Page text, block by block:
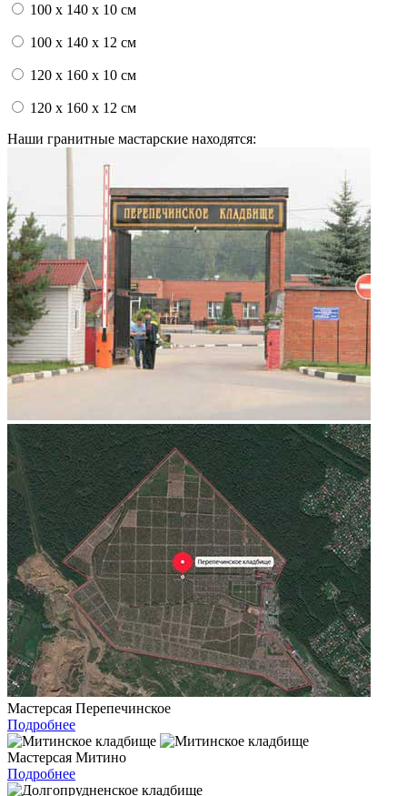
100 x 140 x 10 см
100 x 140 x 12 см
120 x 160 x 10 см
120 x 160 x 12 см
Наши гранитные мастарские находятся:
Мастерсая Перепечинское
Подробнее
Мастерсая Митино
Подробнее